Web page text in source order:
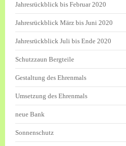
Jahresrückblick bis Februar 2020
Jahresrückblick März bis Juni 2020
Jahresrückblick Juli bis Ende 2020
Schutzzaun Bergteile
Gestaltung des Ehrenmals
Umsetzung des Ehrenmals
neue Bank
Sonnenschutz